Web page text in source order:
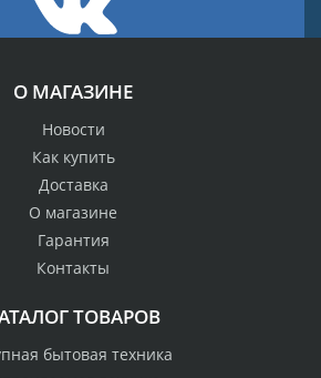
О МАГАЗИНЕ
Новости
Как купить
Доставка
О магазине
Гарантия
Контакты
ТОВАРОВ
бытовая техника